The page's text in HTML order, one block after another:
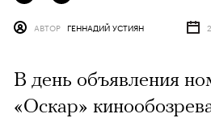
АВТОР ГЕННАДИЙ УСТИЯН
В день объявления
«Оскар»